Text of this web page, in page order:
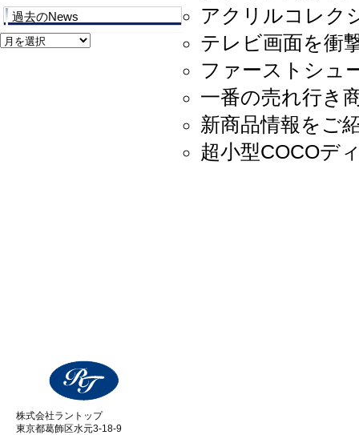
アクリルコレク
テレビ画面を衝
ファーストシュ
一番の売れ行き
新商品情報をご
超小型COCOデ
過去のNews
過
株式会社ラントップ
東京都葛飾区水元3-18-9